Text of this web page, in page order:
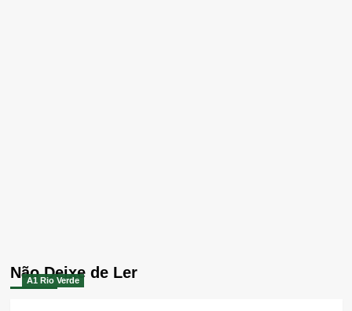
Não Deixe de Ler
A1 Rio Verde